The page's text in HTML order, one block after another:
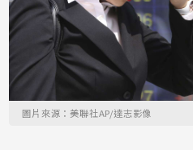
圖片來源：美聯社AP/達志影像